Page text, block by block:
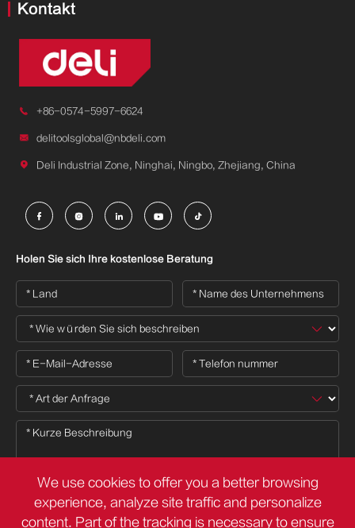
Kontakt
 +86-0574-5997-6624
 delitoolsglobal@nbdeli.com
 Deli Industrial Zone, Ninghai, Ningbo, Zhejiang, China
    
Holen Sie sich Ihre kostenlose Beratung
We use cookies to offer you a better browsing
experience, analyze site traffic and personalize
content. Part of the tracking is necessary to ensure